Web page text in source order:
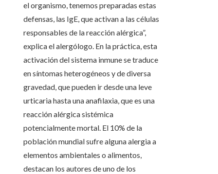
el organismo, tenemos preparadas estas
defensas, las IgE, que activan a las células
responsables de la reacción alérgica”,
explica el alergólogo. En la práctica, esta
activación del sistema inmune se traduce
en síntomas heterogéneos y de diversa
gravedad, que pueden ir desde una leve
urticaria hasta una anafilaxia, que es una
reacción alérgica sistémica
potencialmente mortal. El 10% de la
población mundial sufre alguna alergia a
elementos ambientales o alimentos,
destacan los autores de uno de los